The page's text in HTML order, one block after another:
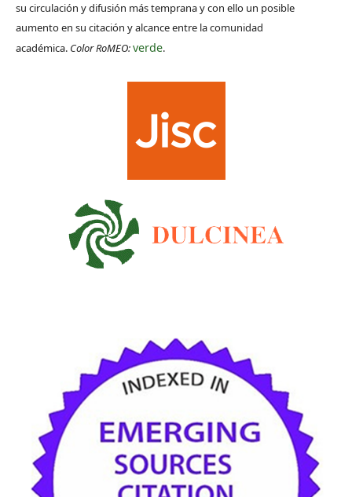
su circulación y difusión más temprana y con ello un posible
aumento en su citación y alcance entre la comunidad
académica. Color RoMEO:verde.